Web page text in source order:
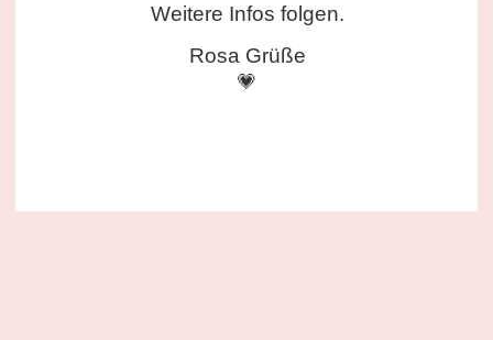
Weitere Infos folgen.
Rosa Grüße
💗